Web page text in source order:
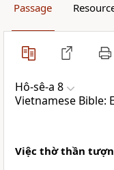
Passage
Hô-sê-a 8
Vietnamese Bible:
Việc thờ thần